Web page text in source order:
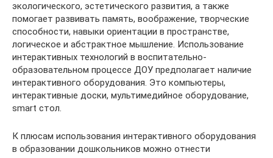
экологического, эстетического развития, а также
помогает развивать память, воображение, творческие
способности, навыки ориентации в пространстве,
логическое и абстрактное мышление. Использование
интерактивных технологий в воспитательно-
образовательном процессе ДОУ предполагает наличие
интерактивного оборудования. Это компьютеры,
интерактивные доски, мультимедийное оборудование,
smart стол.
К плюсам использования интерактивного оборудования
в образовании дошкольников можно отнести